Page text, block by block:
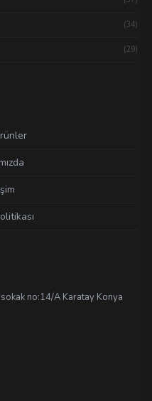
(34)
(29)
no:14/A Karatay Konya